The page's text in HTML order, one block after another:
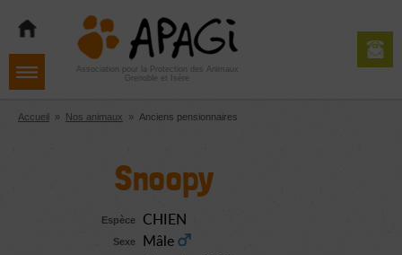
navigation
contenu
Aller
pied
de
Association pour la Protection des Animaux
Grenoble et Isère
Accueil » Nos animaux » Anciens pensionnaires
Snoopy
Espèce CHIEN
Sexe Mâle